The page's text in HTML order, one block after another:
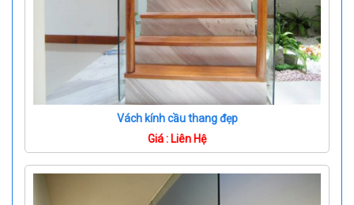
Vách kính cầu thang đẹp
Giá : Liên Hệ